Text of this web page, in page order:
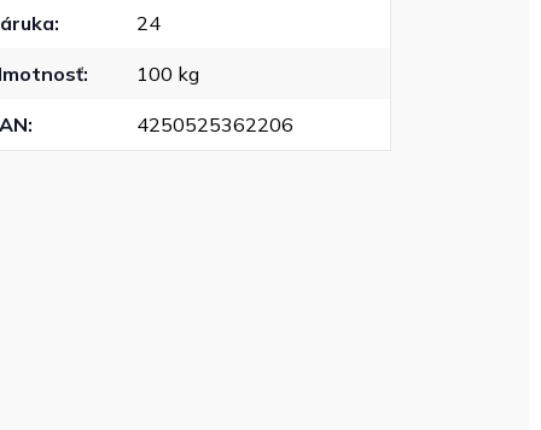
: 24
: 100 kg
: 4250525362206